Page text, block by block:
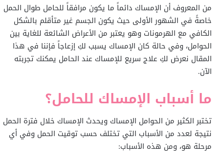
من المعروف أن الإمساك دائماً ما يكون مرافقاً للحامل طوال الحمل
خاصةً في الشهور الأولى حيث يكون الجسم غير متأقلم بالشكل
الكافي مع الهرمونات وهو يعتبر من الأعراض الشائعة للغاية بين
الحوامل، وفي حالة كان الإمساك يسبب لكِ إزعاجاً فإننا في هذا
المقال نعرض لكِ علاج سريع للإمساك عند الحامل يمكنك تجربته
الآن.
ما أسباب الإمساك للحامل؟
تختبر الكثير من الحوامل الإمساك ويحدث الإمساك خلال فترة الحمل
نتيجة لعدد من الأسباب التي تختلف حسب توقيت الحمل وفي أي
مرحلة هو، ومن هذه الأسباب: